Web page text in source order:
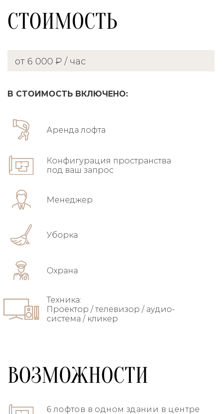
СТОИМОСТЬ
от 6 000 ₽ / час
В СТОИМОСТЬ ВКЛЮЧЕНО:
Аренда лофта
Конфигурация пространства
под ваш запрос
Менеджер
Уборка
Охрана
Техника:
Проектор / телевизор / аудио-
система / кликер
ВОЗМОЖНОСТИ
6 лофтов в одном здании в центре